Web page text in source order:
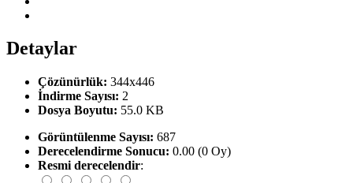
Detaylar
Çözünürlük: 344x446
İndirme Sayısı: 2
Dosya Boyutu: 55.0 KB
Görüntülenme Sayısı: 687
Derecelendirme Sonucu: 0.00 (0 Oy)
Resmi derecelendir: